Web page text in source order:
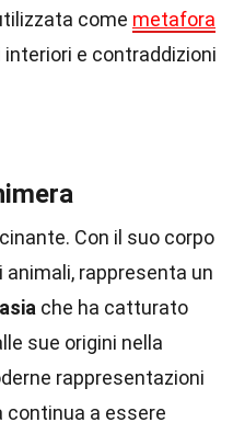
come metafora
e contraddizioni
Con il suo corpo
rappresenta un
che ha catturato
sue origini nella
rappresentazioni
continua a essere